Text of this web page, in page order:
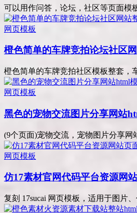
可以用作问答，论坛，社区等页面模
网页模板
橙色简单的车牌竞拍论坛社区
橙色简单的车牌竞拍社区模板整套，
网页模板
黑色的宠物交流图片分享网站
(9个页面)宠物交流，宠物图片分享网
网页模板
仿17素材官网代码平台资源网
复刻 17sucai 网页模板，适用于图片